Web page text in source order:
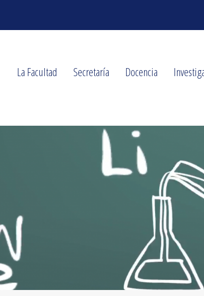
La Facultad Secretaría Docencia